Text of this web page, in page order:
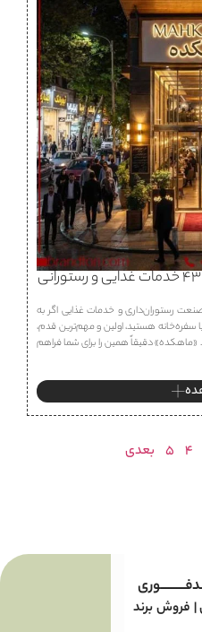
رستوران‌داری و خدمات غذایی اگر به
سفره‌خانه هستید، اولین و مهم‌ترین قدم،
دقیقاً همین را برای شما فراهم
4
5 بعدی
| فروش برند